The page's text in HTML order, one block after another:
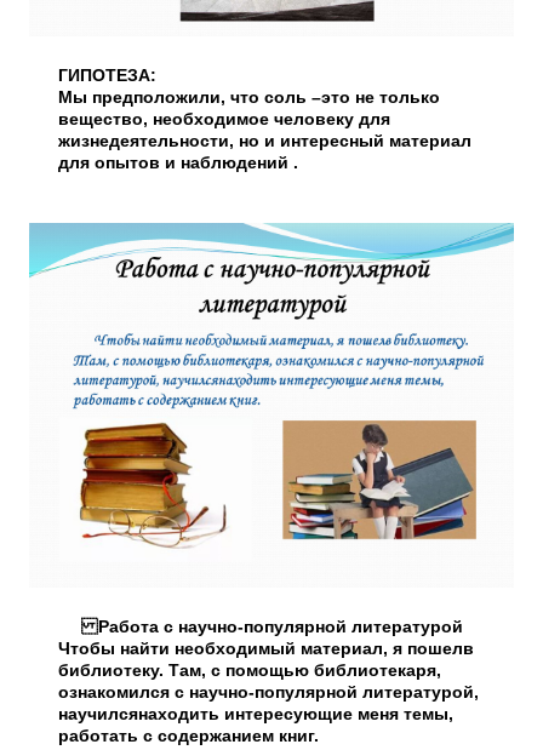
ГИПОТЕЗА:
Мы предположили, что соль –это не только
вещество, необходимое человеку для
жизнедеятельности, но и интересный материал
для опытов и наблюдений .
Работа с научно-популярной литературой
Чтобы найти необходимый материал, я пошелв
библиотеку. Там, с помощью библиотекаря,
ознакомился с научно-популярной литературой,
научилсянаходить интересующие меня темы,
работать с содержанием книг.